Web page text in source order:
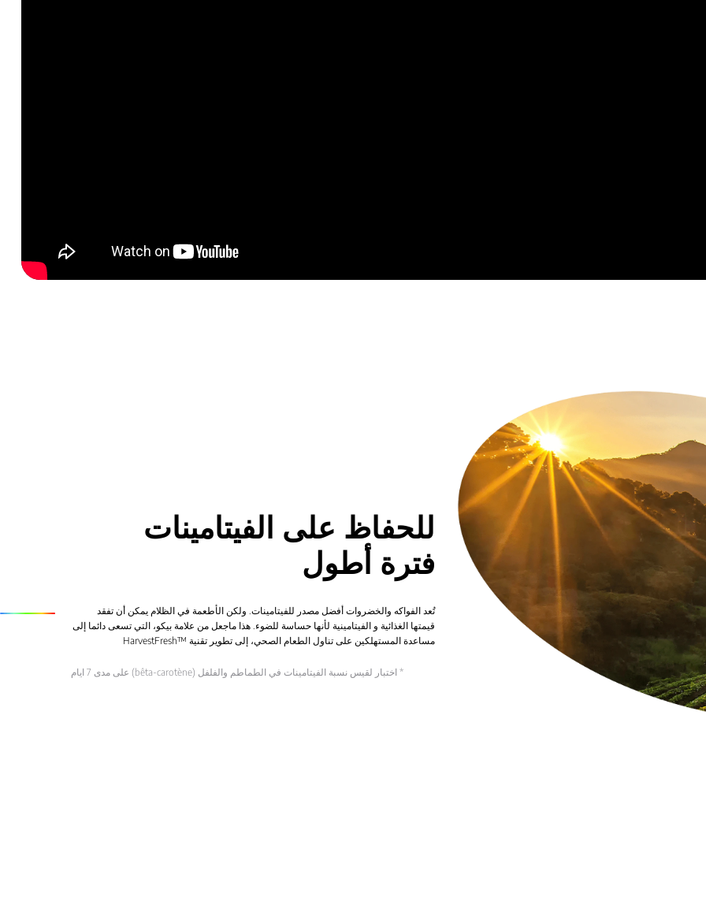
للحفاظ على الفيتامينات
فترة أطول
تُعد الفواكه والخضروات أفضل مصدر للفيتامينات. ولكن الأطعمة في الظلام يمكن أن تفقد
قيمتها الغذائية و الفيتامينية لأنها حساسة للضوء. هذا ماجعل من علامة بيكو، التي تسعى دائما إلى
مساعدة المستهلكين على تناول الطعام الصحي، إلى تطوير تقنية ™HarvestFresh
* اختبار لقيس نسبة الفيتامينات في الطماطم والفلفل (bêta-carotène) على مدى 7 ايام